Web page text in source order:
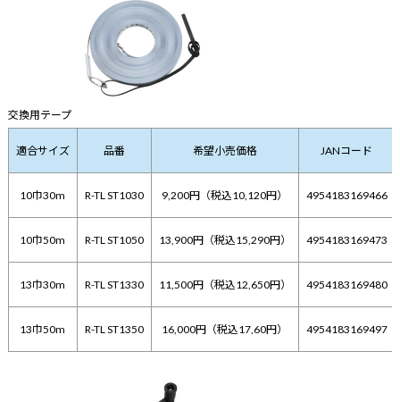
交換用テープ
適合サイズ 品番 希望小売価格 JANコード
10巾30m R-TL ST1030 9,200円（税込10,120円） 4954183169466
10巾50m R-TL ST1050 13,900円（税込15,290円） 4954183169473
13巾30m R-TL ST1330 11,500円（税込12,650円） 4954183169480
13巾50m R-TL ST1350 16,000円（税込17,60円） 4954183169497